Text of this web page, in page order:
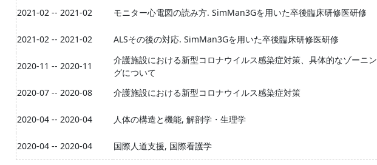
2021-02 -- 2021-02
モニター心電図の読み方. SimMan3Gを用いた卒後臨床研修医研修
2021-02 -- 2021-02
ALSその後の対応. SimMan3Gを用いた卒後臨床研修医研修
2020-11 -- 2020-11
介護施設における新型コロナウイルス感染症対策、具体的なゾーニン
グについて
2020-07 -- 2020-08
介護施設における新型コロナウイルス感染症対策
2020-04 -- 2020-04
人体の構造と機能, 解剖学・生理学
2020-04 -- 2020-04
国際人道支援, 国際看護学